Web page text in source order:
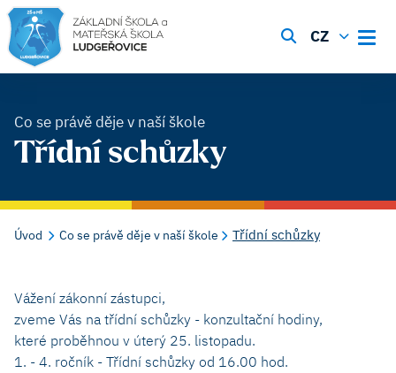
CZ
Co se právě děje v naší škole
Třídní schůzky
Úvod Co se právě děje v naší škole Třídní schůzky
Vážení zákonní zástupci,
zveme Vás na třídní schůzky - konzultační hodiny,
které proběhnou v úterý 25. listopadu.
1. - 4. ročník - Třídní schůzky od 16.00 hod.